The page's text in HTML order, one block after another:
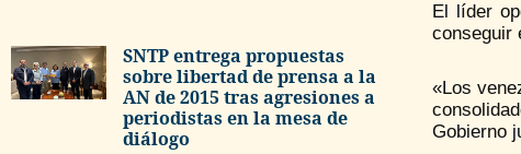
SNTP entrega propuestas
sobre libertad de prensa a la
AN de 2015 tras agresiones a
periodistas en la mesa de
diálogo
El líder
conseguir
«Los
Gobierno